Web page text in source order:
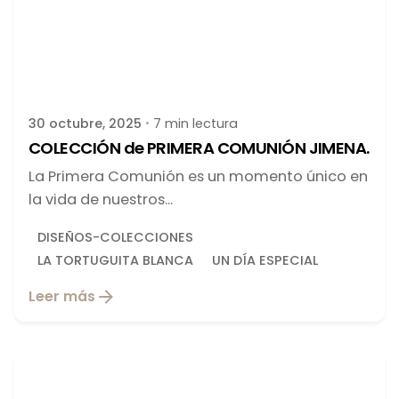
30 octubre, 2025 7 min lectura
COLECCIÓN de PRIMERA COMUNIÓN JIMENA.
La Primera Comunión es un momento único en
la vida de nuestros...
DISEÑOS-COLECCIONES
LA TORTUGUITA BLANCA
UN DÍA ESPECIAL
Leer más